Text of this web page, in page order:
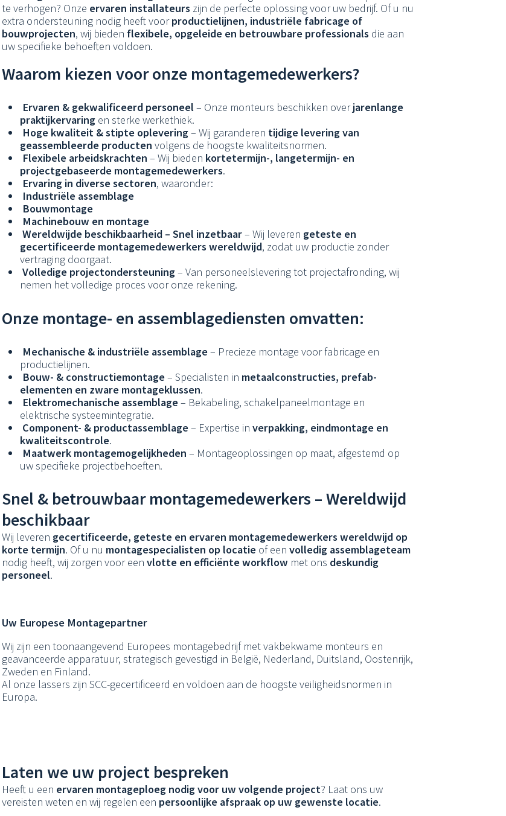
te verhogen? Onze ervaren installateurs zijn de perfecte oplossing voor uw bedrijf. Of u nu
extra ondersteuning nodig heeft voorproductielijnen, industriële fabricage of
bouwprojecten, wij bieden flexibele, opgeleide en betrouwbare professionals die aan
uw specifieke behoeften voldoen.
Waarom kiezen voor onze montagemedewerkers?
Ervaren & gekwalificeerd personeel – Onze monteurs beschikken overjarenlange
praktijkervaringen sterke werkethiek.
Hoge kwaliteit & stipte oplevering– Wij garanderen tijdige levering van
geassembleerde producten volgens de hoogste kwaliteitsnormen.
Flexibele arbeidskrachten – Wij bieden kortetermijn-, langetermijn- en
projectgebaseerde montagemedewerkers.
Ervaring in diverse sectoren, waaronder:
Industriële assemblage
Bouwmontage
Machinebouw en montage
Wereldwijde beschikbaarheid – Snel inzetbaar– Wij leveren geteste en
gecertificeerde montagemedewerkers wereldwijd, zodat uw productie zonder
vertraging doorgaat.
Volledige projectondersteuning– Van personeelslevering tot projectafronding, wij
nemen het volledige proces voor onze rekening.
Onze montage- en assemblagediensten omvatten:
Mechanische & industriële assemblage– Precieze montage voor fabricage en
productielijnen.
Bouw- & constructiemontage– Specialisten in metaalconstructies, prefab-
elementen en zware montageklussen.
Elektromechanische assemblage– Bekabeling, schakelpaneelmontage en
elektrische systeemintegratie.
Component- & productassemblage– Expertise in verpakking, eindmontage en
kwaliteitscontrole.
Maatwerk montagemogelijkheden – Montageoplossingen op maat, afgestemd op
uw specifieke projectbehoeften.
Snel & betrouwbaar montagemedewerkers – Wereldwijd
beschikbaar
Wij leveren gecertificeerde, geteste en ervaren montagemedewerkers wereldwijd op
korte termijn. Of u nu montagespecialisten op locatieof een volledig assemblageteam
nodig heeft, wij zorgen voor een vlotte en efficiënte workflow met ons deskundig
personeel.
Uw Europese Montagepartner
Wij zijn een toonaangevend Europees montagebedrijf met vakbekwame monteurs en
geavanceerde apparatuur, strategisch gevestigd in België, Nederland, Duitsland, Oostenrijk,
Zweden en Finland.
Al onze lassers zijn SCC-gecertificeerd en voldoen aan de hoogste veiligheidsnormen in
Europa.
Laten we uw project bespreken
Heeft u een ervaren montageploeg nodig voor uw volgende project? Laat ons uw
vereisten weten en wij regelen een persoonlijke afspraak op uw gewenste locatie.